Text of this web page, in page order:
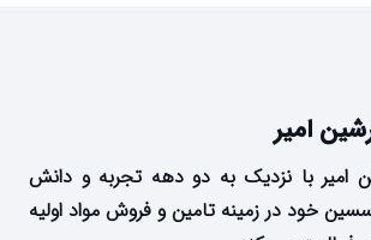
امیر
امیر با نزدیک به دو دهه تجربه و دانش
خود در زمینه تامین و فروش مواد اولیه